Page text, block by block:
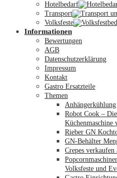
Mein Konto
Hotelbedarf
Transport
Volksfeste
Informationen
Bewertungen
AGB
Datenschutzerklärung
Impressum
Kontakt
Gastro Ersatzteile
Themen
Anhängerkühlung
Robot Cook –
Küchenmaschine
Rieber GN
GN-Behälter
Crepes
Volksfeste und